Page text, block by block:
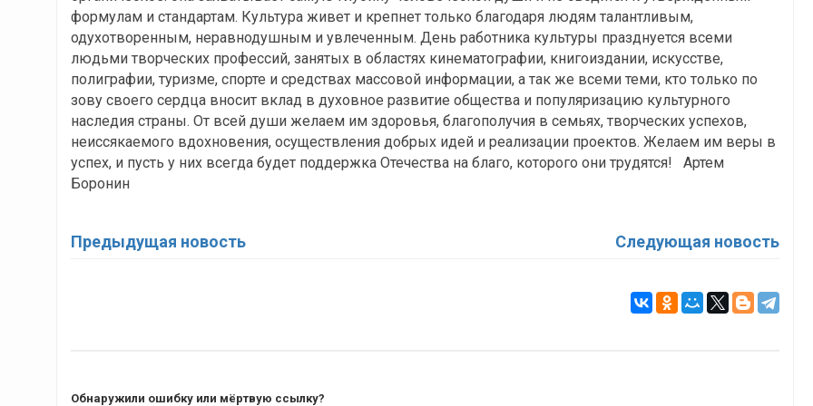
формулам и стандартам. Культура живет и крепнет только благодаря людям талантливым,
одухотворенным, неравнодушным и увлеченным. День работника культуры празднуется всеми
людьми творческих профессий, занятых в областях кинематографии, книгоиздании, искусстве,
полиграфии, туризме, спорте и средствах массовой информации, а так же всеми теми, кто только по
зову своего сердца вносит вклад в духовное развитие общества и популяризацию культурного
наследия страны. От всей души желаем им здоровья, благополучия в семьях, творческих успехов,
неиссякаемого вдохновения, осуществления добрых идей и реализации проектов. Желаем им веры в
успех, и пусть у них всегда будет поддержка Отечества на благо, которого они трудятся! Артем
Боронин
Предыдущая новость Следующая новость
Обнаружили ошибку или мёртвую ссылку?